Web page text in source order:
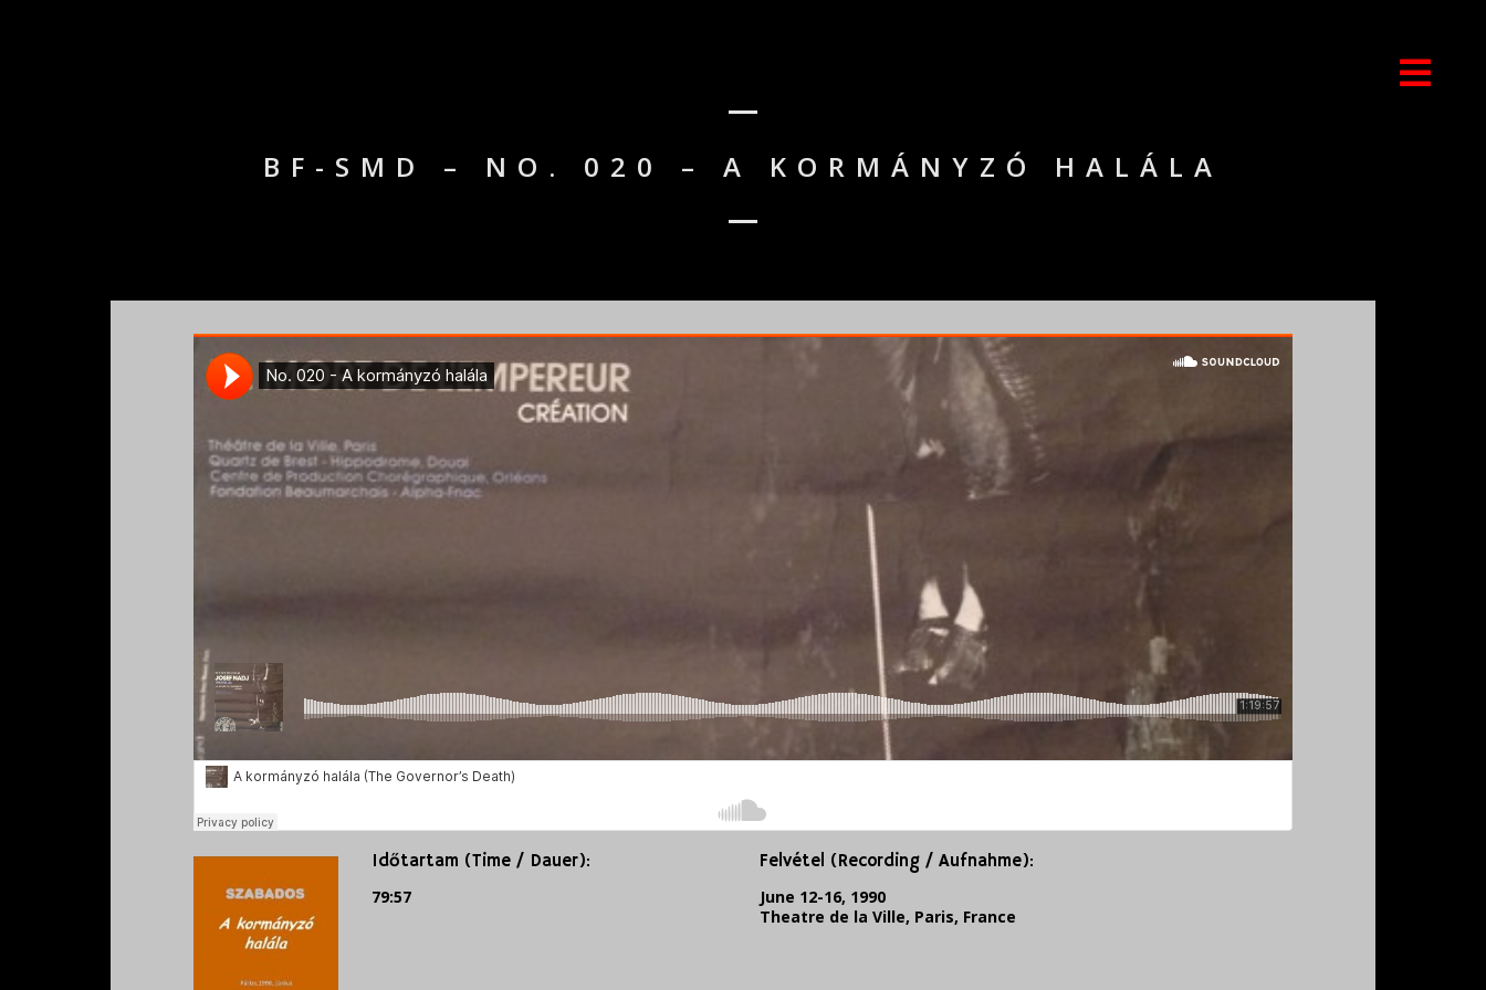
BF-SMD – NO. 020 – A KORMÁNYZÓ HALÁLA
Időtartam (Time / Dauer):
79:57
Felvétel (Recording / Aufnahme):
June 12-16, 1990
Theatre de la Ville, Paris, France